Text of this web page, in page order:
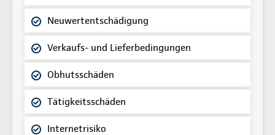
Neuwertentschädigung
Verkaufs- und Lieferbedingungen
Obhutsschäden
Tätigkeitsschäden
Internetrisiko